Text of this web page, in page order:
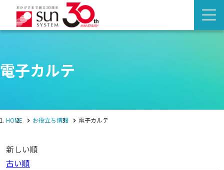
電子カルテ
HOME お役立ち情報 電子カルテ
新しい順
古い順